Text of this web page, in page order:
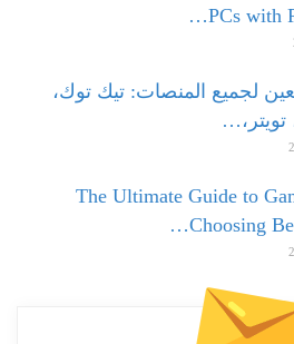
PCs with
لجميع المنصات: تيك توك،
تويتر،…
The Ultimate Guide to
Choosing